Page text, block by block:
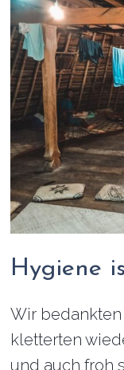
Hygiene
Wir
kletterten
und auch froh